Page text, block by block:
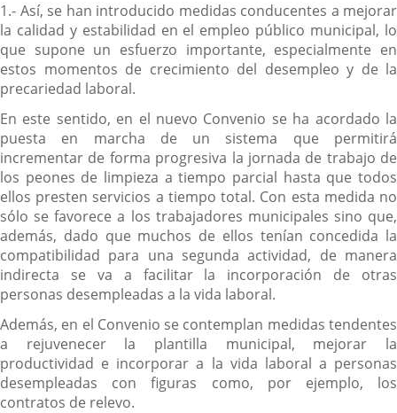
1.- Así, se han introducido medidas conducentes a mejorar
la calidad y estabilidad en el empleo público municipal, lo
que supone un esfuerzo importante, especialmente en
estos momentos de crecimiento del desempleo y de la
precariedad laboral.
En este sentido, en el nuevo Convenio se ha acordado la
puesta en marcha de un sistema que permitirá
incrementar de forma progresiva la jornada de trabajo de
los peones de limpieza a tiempo parcial hasta que todos
ellos presten servicios a tiempo total. Con esta medida no
sólo se favorece a los trabajadores municipales sino que,
además, dado que muchos de ellos tenían concedida la
compatibilidad para una segunda actividad, de manera
indirecta se va a facilitar la incorporación de otras
personas desempleadas a la vida laboral.
Además, en el Convenio se contemplan medidas tendentes
a rejuvenecer la plantilla municipal, mejorar la
productividad e incorporar a la vida laboral a personas
desempleadas con figuras como, por ejemplo, los
contratos de relevo.